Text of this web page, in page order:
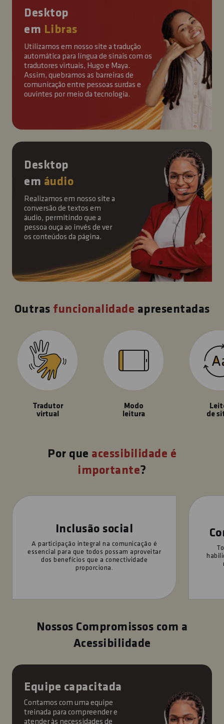
Desktop
em Libras
Utilizamos em nosso site a tradução
automática para língua de sinais com os
tradutores virtuais, Hugo e Maya.
Assim, quebramos as barreiras de
comunicação entre pessoas surdas e
ouvintes por meio da tecnologia.
Desktop
em áudio
Realizamos em nosso site a
conversão de textos em
áudio, permitindo que a
pessoa ouça ao invés de ver
os conteúdos da página.
Outras funcionalidade apresentadas
Tradutor
virtual
Modo
leitura
de
Por que acessibilidade é
importante?
Inclusão social
A participação integral na comunicação é
essencial para que todos possam aproveitar
dos benefícios que a conectividade
proporciona.
Nossos Compromissos com a
Acessibilidade
Equipe capacitada
Contamos com uma equipe
treinada para compreender e
atender às necessidades de